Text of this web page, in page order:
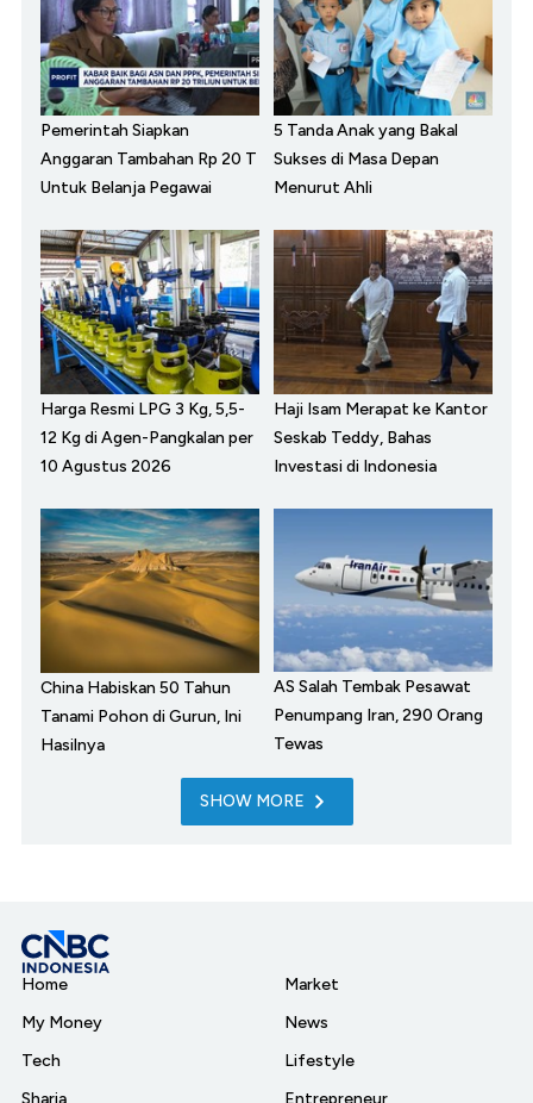
Pemerintah Siapkan
Anggaran Tambahan Rp 20 T
Untuk Belanja Pegawai
5 Tanda Anak yang Bakal
Sukses di Masa Depan
Menurut Ahli
Harga Resmi LPG 3 Kg, 5,5-
12 Kg di Agen-Pangkalan per
10 Agustus 2026
Haji Isam Merapat ke Kantor
Seskab Teddy, Bahas
Investasi di Indonesia
China Habiskan 50 Tahun
Tanami Pohon di Gurun, Ini
Hasilnya
AS Salah Tembak Pesawat
Penumpang Iran, 290 Orang
Tewas
SHOW MORE
Home
My Money
Tech
Market
News
Lifestyle